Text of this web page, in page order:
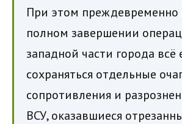
При этом преждевременно
полном завершении
западной части города всё
сохраняться отдельные
сопротивления и
ВСУ, оказавшиеся